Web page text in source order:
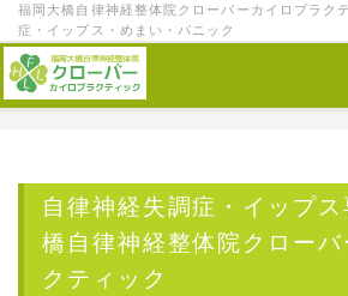
福岡大橋自律神経整体院クローバーカイロプラク
症・イップス・めまい・パニック
自律神経失調症・イップ
橋自律神経整体院クローバ
クティック